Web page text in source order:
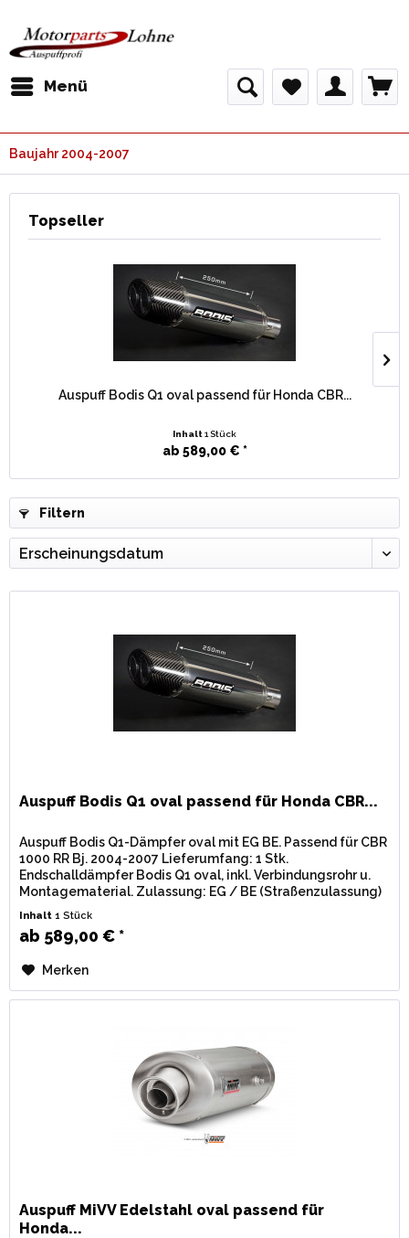
Menü
Baujahr 2004-2007
Topseller
Auspuff Bodis Q1 oval passend für Honda CBR...
Inhalt 1 Stück
ab 589,00 € *
Filtern
Auspuff Bodis Q1 oval passend für Honda CBR...
Auspuff Bodis Q1-Dämpfer oval mit EG BE. Passend für CBR
1000 RR Bj. 2004-2007 Lieferumfang: 1 Stk.
Endschalldämpfer Bodis Q1 oval, inkl. Verbindungsrohr u.
Montagematerial. Zulassung: EG / BE (Straßenzulassung)
Inhalt1 Stück
ab 589,00 € *
Merken
Auspuff MiVV Edelstahl oval passend für
Honda...